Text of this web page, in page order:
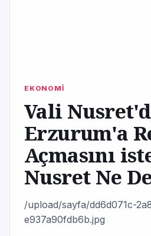
EKONOMİ
Vali
Erzurum'a
Açmasını
Nusret Ne
/upload/sayfa/dd6d071c-
e937a90fdb6b.jpg